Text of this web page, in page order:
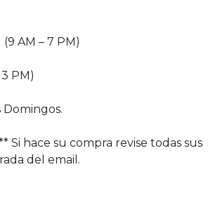
AM – 7 PM)
PM)
Si hace su compra revise todas sus
del email.